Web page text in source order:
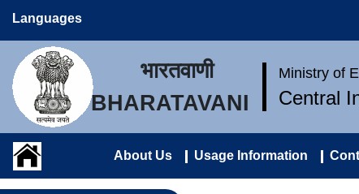
Languages
भारतवाणी
BHARATAVANI
Ministry of
Central
About Us Usage Information